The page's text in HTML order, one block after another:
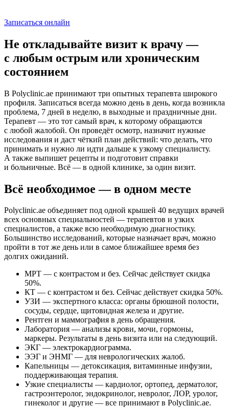
Записаться онлайн
Не откладывайте визит к врачу —
с любым острым или хроническим
состоянием
В Polyclinic.ae принимают три опытных терапевта широкого
профиля. Записаться всегда можно день в день, когда возникла
проблема, 7 дней в неделю, в выходные и праздничные дни.
Терапевт — это тот самый врач, к которому обращаются
с любой жалобой. Он проведёт осмотр, назначит нужные
исследования и даст чёткий план действий: что делать, что
принимать и нужно ли идти дальше к узкому специалисту.
А также выпишет рецепты и подготовит справки
и больничные. Всё — в одной клинике, за один визит.
Всё необходимое — в одном месте
Polyclinic.ae объединяет под одной крышей 40 ведущих врачей
всех основных специальностей — терапевтов и узких
специалистов, а также всю необходимую диагностику.
Большинство исследований, которые назначает врач, можно
пройти в тот же день или в самое ближайшее время без
долгих ожиданий.
МРТ — с контрастом и без. Сейчас действует скидка
50%.
КТ — с контрастом и без. Сейчас действует скидка 50%.
УЗИ — экспертного класса: органы брюшной полости,
сосуды, сердце, щитовидная железа и другие.
Рентген и маммография в день обращения.
Лаборатория — анализы крови, мочи, гормоны,
маркеры. Результаты в день визита или на следующий.
ЭКГ — электрокардиограмма.
ЭЭГ и ЭНМГ — для неврологических жалоб.
Капельницы — детоксикация, витаминные инфузии,
поддерживающая терапия.
Узкие специалисты — кардиолог, ортопед, дерматолог,
гастроэнтеролог, эндокринолог, невролог, ЛОР, уролог,
гинеколог и другие — все принимают в Polyclinic.ae.